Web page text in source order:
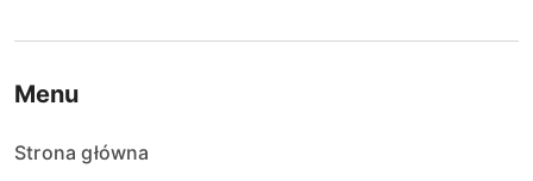
Menu
Strona główna